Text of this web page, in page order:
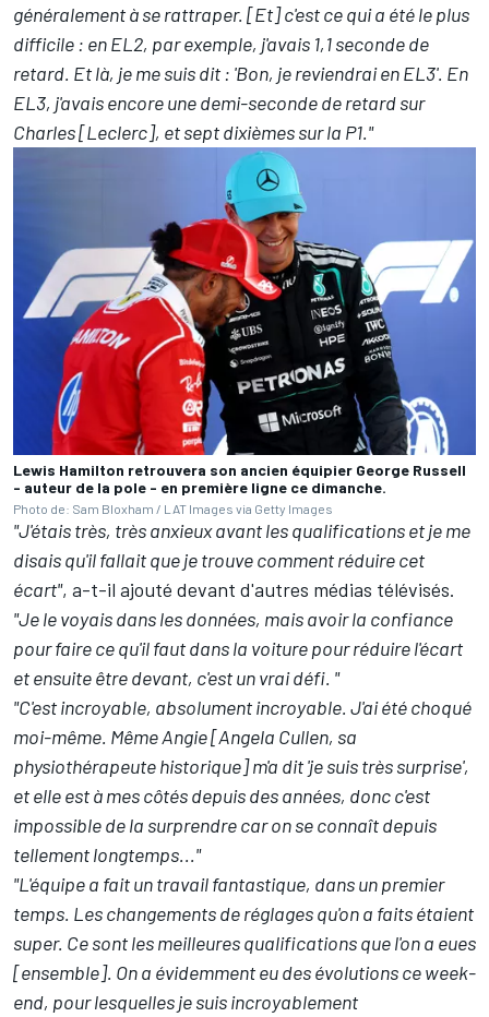
généralement à se rattraper. [Et] c'est ce qui a été le plus
difficile : en EL2, par exemple, j'avais 1,1 seconde de
retard. Et là, je me suis dit : 'Bon, je reviendrai en EL3'. En
EL3, j'avais encore une demi-seconde de retard sur
Charles [Leclerc], et sept dixièmes sur la P1."
Lewis Hamilton retrouvera son ancien équipier George Russell
- auteur de la pole - en première ligne ce dimanche.
Photo de: Sam Bloxham / LAT Images via Getty Images
"J'étais très, très anxieux avant les qualifications et je me
disais qu'il fallait que je trouve comment réduire cet
écart", a-t-il ajouté devant d'autres médias télévisés.
"Je le voyais dans les données, mais avoir la confiance
pour faire ce qu'il faut dans la voiture pour réduire l'écart
et ensuite être devant, c'est un vrai défi. "
"C'est incroyable, absolument incroyable. J'ai été choqué
moi-même. Même Angie [Angela Cullen, sa
physiothérapeute historique] m'a dit 'je suis très surprise',
et elle est à mes côtés depuis des années, donc c'est
impossible de la surprendre car on se connaît depuis
tellement longtemps..."
"L'équipe a fait un travail fantastique, dans un premier
temps. Les changements de réglages qu'on a faits étaient
super. Ce sont les meilleures qualifications que l'on a eues
[ensemble]. On a évidemment eu des évolutions ce week-
end, pour lesquelles je suis incroyablement